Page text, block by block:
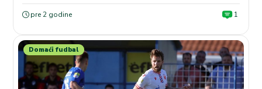
pre 2 godine 1
Domaći fudbal